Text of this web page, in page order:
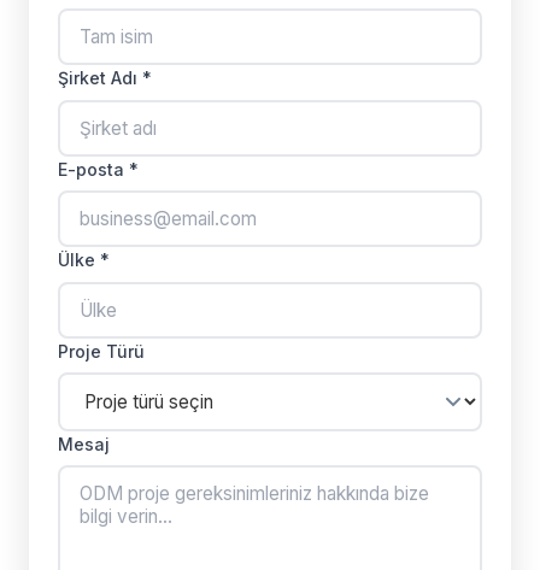
Şirket Adı *
E-posta *
Ülke *
Proje Türü
Mesaj